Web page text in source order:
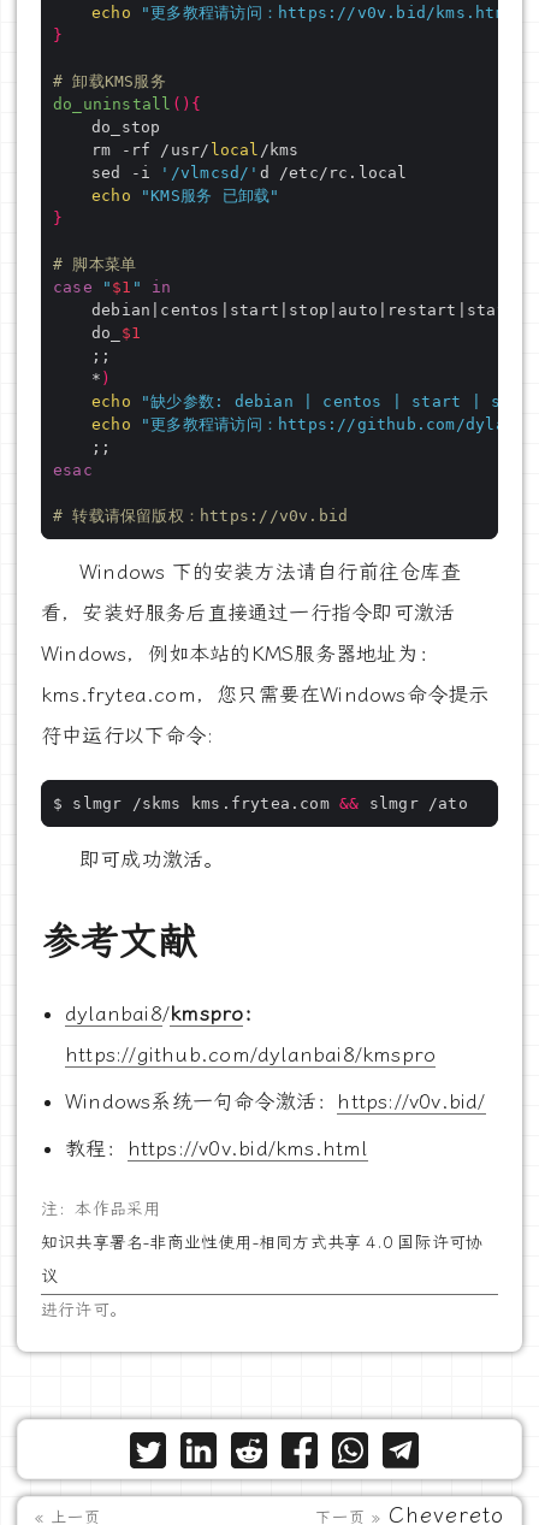
echo
"更多教程请访问：https://v0v.bid/kms.html"
}
# 卸载KMS服务
do_uninstall (){
	rm -rf /usr/
local
	sed -i
'/vlmcsd/'
echo
"KMS服务 已卸载"
}
# 脚本菜单
case
" $1 "
in
	do_
$1
	*
)
echo
"缺少参数: debian | centos | start |
echo
"更多教程请访问：https://github.com/
esac
# 转载请保留版权：https://v0v.bid
Windows 下的安装方法请自行前往仓库查
看，安装好服务后直接通过一行指令即可激活
Windows，例如本站的KMS服务器地址为：
kms.frytea.com，您只需要在Windows命令提示
符中运行以下命令:
$ slmgr /skms kms.frytea.com &&
即可成功激活。
参考文献
dylanbai8/kmspro：
https://github.com/dylanbai8/kmspro
Windows系统一句命令激活： https://v0v.bid/
教程：
https://v0v.bid/kms.html
注：本作品采用
知识共享署名-非商业性使用-相同方式共享 4.0 国际许可协
议
进行许可。
« 上一页 下一页 » Chevereto